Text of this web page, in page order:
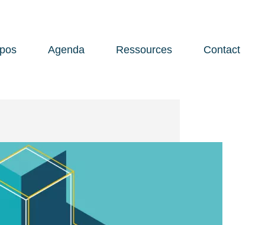
Agenda Ressources Contact